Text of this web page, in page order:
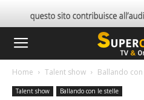
Home Talent show Ballando
Talent show Ballando con le stelle